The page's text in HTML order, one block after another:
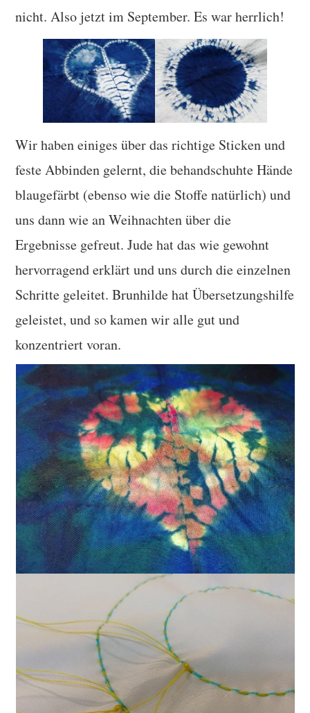
nicht. Also jetzt im September. Es war herrlich!
Wir haben einiges über das richtige Sticken und
feste Abbinden gelernt, die behandschuhte Hände
blaugefärbt (ebenso wie die Stoffe natürlich) und
uns dann wie an Weihnachten über die
Ergebnisse gefreut. Jude hat das wie gewohnt
hervorragend erklärt und uns durch die einzelnen
Schritte geleitet. Brunhilde hat Übersetzungshilfe
geleistet, und so kamen wir alle gut und
konzentriert voran.